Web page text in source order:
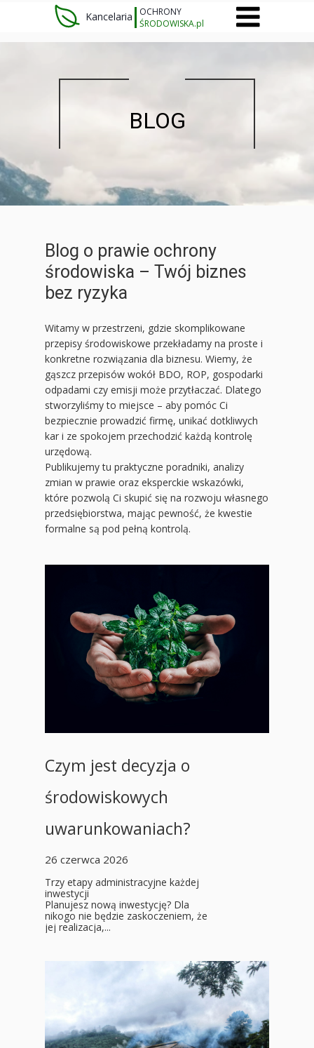
Kancelaria
OCHRONY
ŚRODOWISKA.pl
BLOG
Blog o prawie ochrony
środowiska – Twój biznes
bez ryzyka
Witamy w przestrzeni, gdzie skomplikowane
przepisy środowiskowe przekładamy na proste i
konkretne rozwiązania dla biznesu. Wiemy, że
gąszcz przepisów wokół BDO, ROP, gospodarki
odpadami czy emisji może przytłaczać. Dlatego
stworzyliśmy to miejsce – aby pomóc Ci
bezpiecznie prowadzić firmę, unikać dotkliwych
kar i ze spokojem przechodzić każdą kontrolę
urzędową.
Publikujemy tu praktyczne poradniki, analizy
zmian w prawie oraz eksperckie wskazówki,
które pozwolą Ci skupić się na rozwoju własnego
przedsiębiorstwa, mając pewność, że kwestie
formalne są pod pełną kontrolą.
Czym jest decyzja o
środowiskowych
uwarunkowaniach?
26 czerwca 2026
Trzy etapy administracyjne każdej
inwestycji
Planujesz nową inwestycję? Dla
nikogo nie będzie zaskoczeniem, że
jej realizacja,...